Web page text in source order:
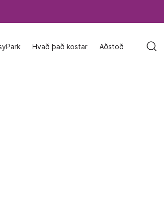
Hvað það kostar Aðstoð
Hvað það kostar Aðstoð